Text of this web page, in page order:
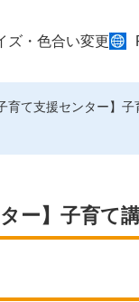
ズ・色合い変更
育て支援センター】
ー】子育て